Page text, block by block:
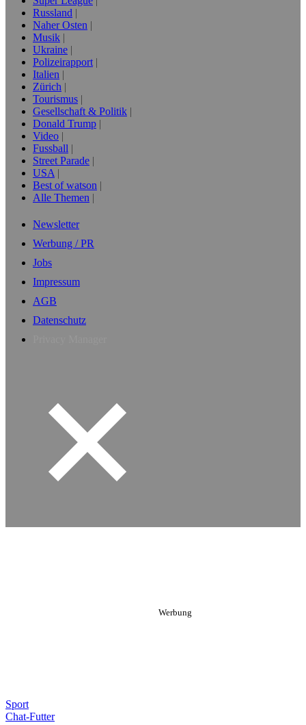
Russland
Naher Osten
Musik
Ukraine
Polizeirapport
Italien
Zürich
Tourismus
Gesellschaft & Politik
Donald Trump
Video
Fussball
Street Parade
USA
Best of watson
Alle Themen
Newsletter
Werbung / PR
Jobs
Impressum
AGB
Datenschutz
Sport
Chat-Futter